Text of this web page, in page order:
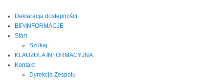
Deklaracja dostępności
BIP/INFORMACJE
Start
Szukaj
KLAUZULA INFORMACYJNA
Kontakt
Dyrekcja Zespołu